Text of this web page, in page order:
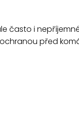
často i
před